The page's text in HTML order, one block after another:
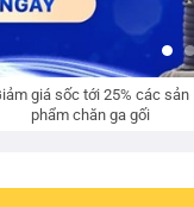
giá sốc tới 25% các sản
phẩm chăn ga gối